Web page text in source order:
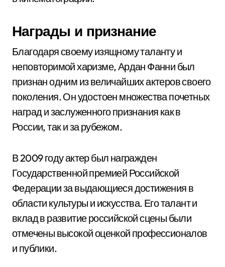
Награды и признание
Благодаря своему изящному таланту и
неповторимой харизме, Ардан Фанни был
признан одним из величайших актеров своего
поколения. Он удостоен множества почетных
наград и заслуженного признания как в
России, так и за рубежом.
В 2009 году актер был награжден
Государственной премией Российской
Федерации за выдающиеся достижения в
области культуры и искусства. Его талант и
вклад в развитие российской сцены были
отмечены высокой оценкой профессионалов
и публики.